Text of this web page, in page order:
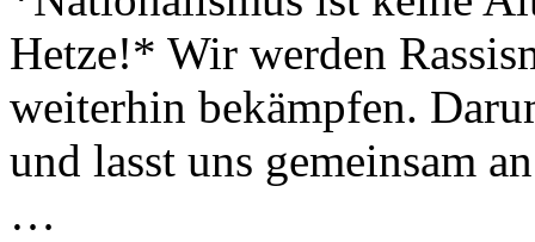
Hetze!* Wir werden
weiterhin bekämpfen.
und lasst uns gemeinsam
…